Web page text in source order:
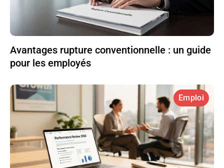
Avantages rupture conventionnelle : un guide
pour les employés
Emploi